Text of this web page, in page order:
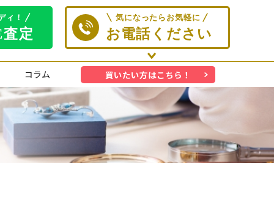
コラム 買いたい方はこちら！